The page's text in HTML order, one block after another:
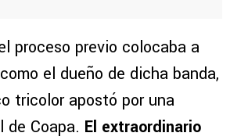
proceso previo colocaba a
como el dueño de dicha banda,
tricolor apostó por una
de Coapa. El extraordinario